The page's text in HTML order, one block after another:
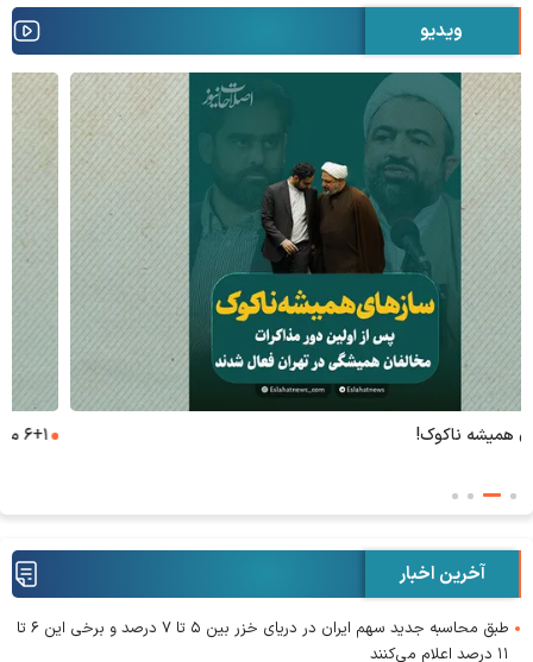
ویدیو
۶+۱ مدعی بهشت
آخرین اخبار
طبق محاسبه جدید سهم ایران در دریای خزر بین ۵ تا ۷ درصد و برخی این ۶ تا
۱۱ درصد اعلام می‌کنند